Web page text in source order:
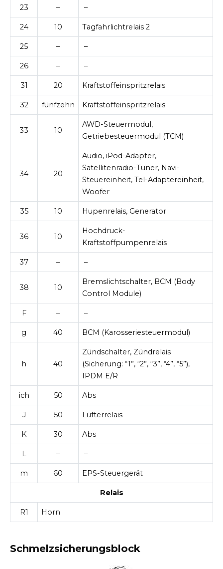
23 – –
24 10 Tagfahrlichtrelais 2
25 – –
26 – –
31 20 Kraftstoffeinspritzrelais
32 fünfzehn Kraftstoffeinspritzrelais
33 10
AWD-Steuermodul,
Getriebesteuermodul (TCM)
34 20
Audio, iPod-Adapter,
Satellitenradio-Tuner, Navi-
Steuereinheit, Tel-Adaptereinheit,
Woofer
35 10 Hupenrelais, Generator
36 10
Hochdruck-
Kraftstoffpumpenrelais
37 – –
38 10
Bremslichtschalter, BCM (Body
Control Module)
F – –
g 40 BCM (Karosseriesteuermodul)
h 40
Zündschalter, Zündrelais
(Sicherung: “1”, “2”, “3”, “4”, “5”),
IPDM E/R
ich 50 Abs
J 50 Lüfterrelais
K 30 Abs
L – –
m 60 EPS-Steuergerät
Relais
R1 Horn
Schmelzsicherungsblock